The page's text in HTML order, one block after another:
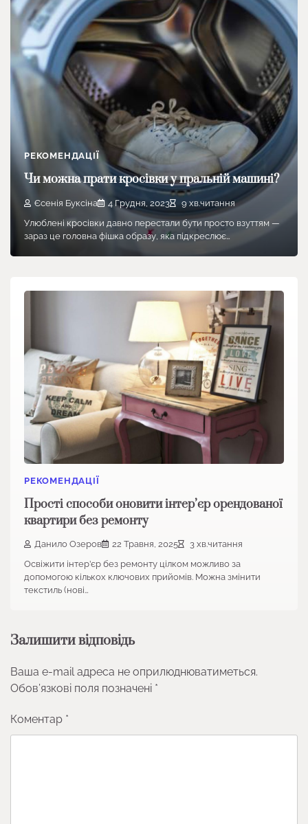
РЕКОМЕНДАЦІЇ
Чи можна прати кросівки у пральній машині?
Єсенія Буксіна 4 Грудня, 2023
9 хв.читання
Улюблені кросівки давно перестали бути просто взуттям —
зараз це головна фішка образу, яка підкреслює…
РЕКОМЕНДАЦІЇ
Прості способи оновити інтер’єр орендованої
квартири без ремонту
Данило Озеров 22 Травня, 2025
3 хв.читання
Освіжити інтер’єр без ремонту цілком можливо за
допомогою кількох ключових прийомів. Можна змінити
текстиль (нові…
Залишити відповідь
Ваша e-mail адреса не оприлюднюватиметься.
Обов’язкові поля позначені *
Коментар *